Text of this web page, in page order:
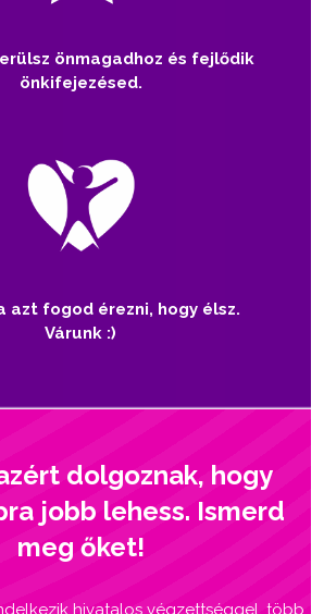
önmagadhoz és fejlődik
önkifejezésed.
azt fogod érezni, hogy élsz.
Várunk :)
dolgoznak, hogy
jobb lehess. Ismerd
meg őket!
hivatalos végzettséggel, több